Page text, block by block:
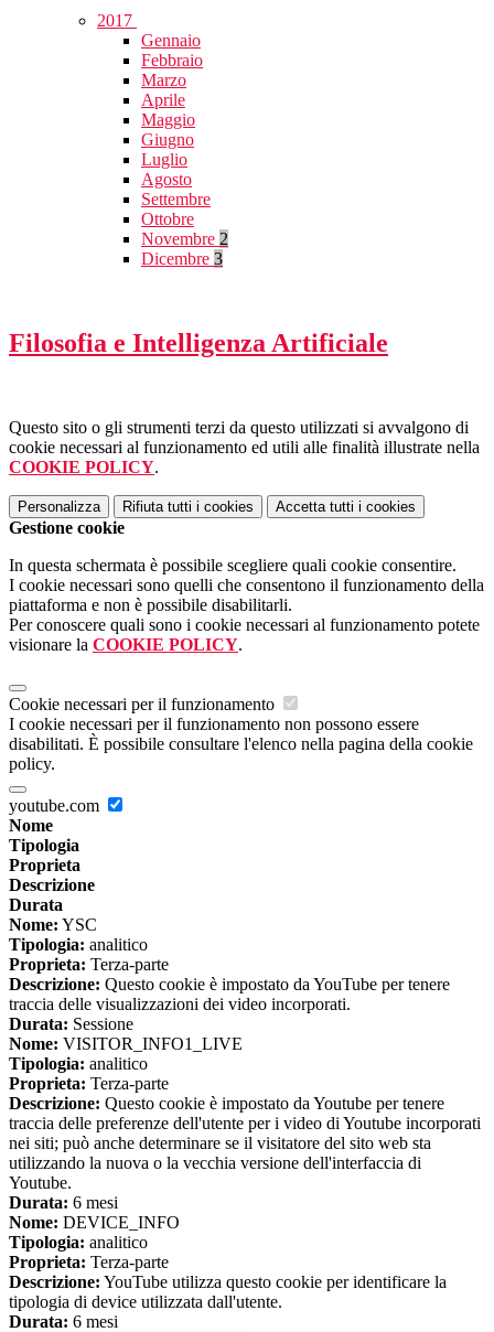
2017
Gennaio
Febbraio
Marzo
Aprile
Maggio
Giugno
Luglio
Agosto
Settembre
Ottobre
Novembre 2
Dicembre 3
Filosofia e Intelligenza Artificiale
Questo sito o gli strumenti terzi da questo utilizzati si avvalgono di
cookie necessari al funzionamento ed utili alle finalità illustrate nella
COOKIE POLICY.
Personalizza Rifiuta tutti i cookies Accetta tutti i cookies
Gestione cookie
In questa schermata è possibile scegliere quali cookie consentire.
I cookie necessari sono quelli che consentono il funzionamento della
piattaforma e non è possibile disabilitarli.
Per conoscere quali sono i cookie necessari al funzionamento potete
visionare la COOKIE POLICY.
Cookie necessari per il funzionamento
I cookie necessari per il funzionamento non possono essere
disabilitati. È possibile consultare l'elenco nella pagina della cookie
policy.
youtube.com
Nome
Tipologia
Proprieta
Descrizione
Durata
Nome: YSC
Tipologia: analitico
Proprieta: Terza-parte
Descrizione: Questo cookie è impostato da YouTube per tenere
traccia delle visualizzazioni dei video incorporati.
Durata: Sessione
Nome: VISITOR_INFO1_LIVE
Tipologia: analitico
Proprieta: Terza-parte
Descrizione: Questo cookie è impostato da Youtube per tenere
traccia delle preferenze dell'utente per i video di Youtube incorporati
nei siti; può anche determinare se il visitatore del sito web sta
utilizzando la nuova o la vecchia versione dell'interfaccia di
Youtube.
Durata: 6 mesi
Nome: DEVICE_INFO
Tipologia: analitico
Proprieta: Terza-parte
Descrizione: YouTube utilizza questo cookie per identificare la
tipologia di device utilizzata dall'utente.
Durata: 6 mesi